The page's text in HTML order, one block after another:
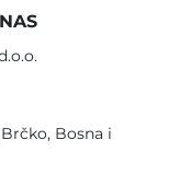
Bosna i